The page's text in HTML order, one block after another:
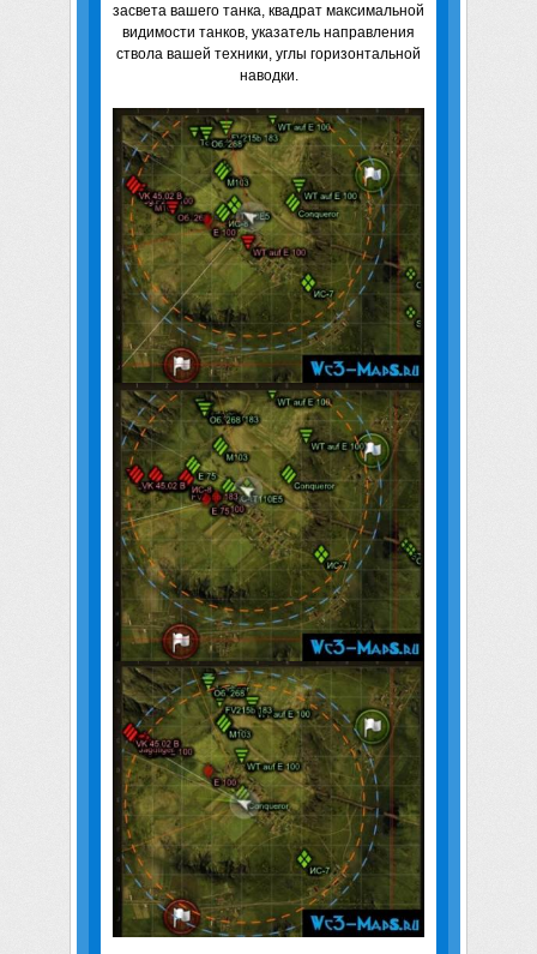
засвета вашего танка, квадрат максимальной
видимости танков, указатель направления
ствола вашей техники, углы горизонтальной
наводки.